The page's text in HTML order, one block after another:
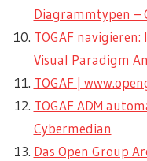
Diagrammtypen –
TOGAF
Visual Paradigm
TOGAF |
TOGAF ADM
Cybermedian
Das Open Group